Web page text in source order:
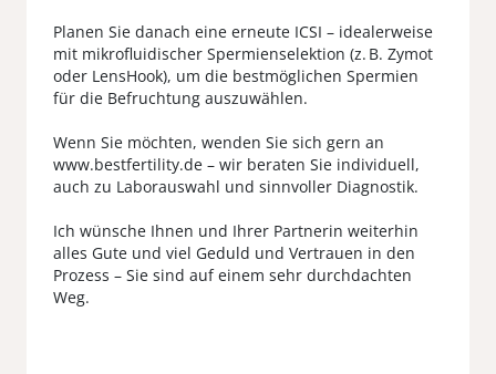
Planen Sie danach eine erneute ICSI – idealerweise
mit mikrofluidischer Spermienselektion (z. B. Zymot
oder LensHook), um die bestmöglichen Spermien
für die Befruchtung auszuwählen.
Wenn Sie möchten, wenden Sie sich gern an
www.bestfertility.de – wir beraten Sie individuell,
auch zu Laborauswahl und sinnvoller Diagnostik.
Ich wünsche Ihnen und Ihrer Partnerin weiterhin
alles Gute und viel Geduld und Vertrauen in den
Prozess – Sie sind auf einem sehr durchdachten
Weg.